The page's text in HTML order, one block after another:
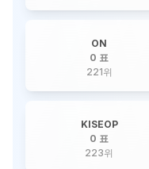
ON
0 표
221위
KISEOP
0 표
223위